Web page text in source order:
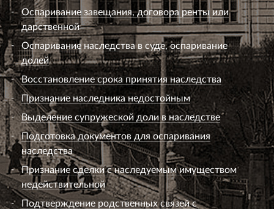
Оспаривание завещания, договора ренты или
дарственной
Оспаривание наследства в суде, оспаривание
долей
Восстановление срока принятия наследства
Признание наследника недостойным
Выделение супружеской доли в наследстве
Подготовка документов для оспаривания
наследства
Признание сделки с наследуемым имуществом
недействительной
Подтверждение родственных связей с